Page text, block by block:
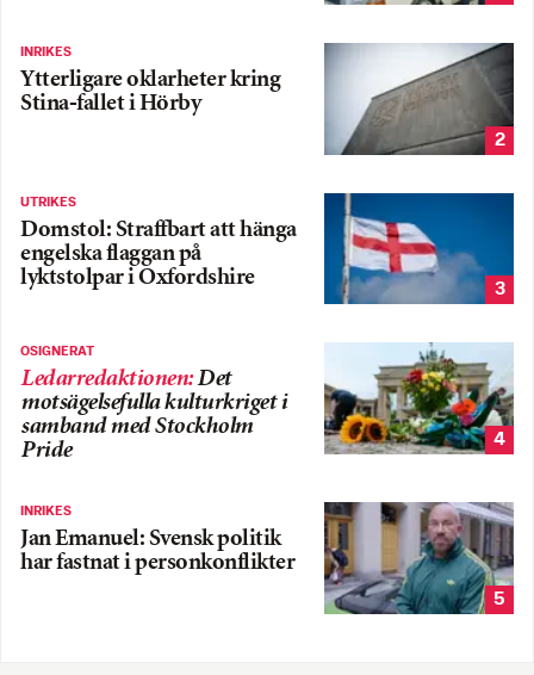
INRIKES
Ytterligare oklarheter kring
Stina-fallet i Hörby
2
UTRIKES
Domstol: Straffbart att hänga
engelska flaggan på
lyktstolpar i Oxfordshire
3
OSIGNERAT
Ledarredaktionen:Det
motsägelsefulla kulturkriget i
samband med Stockholm
Pride
4
INRIKES
Jan Emanuel: Svensk politik
har fastnat i personkonflikter
5